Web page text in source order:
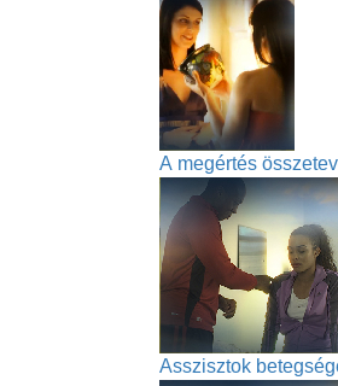
A megértés
Asszisztok